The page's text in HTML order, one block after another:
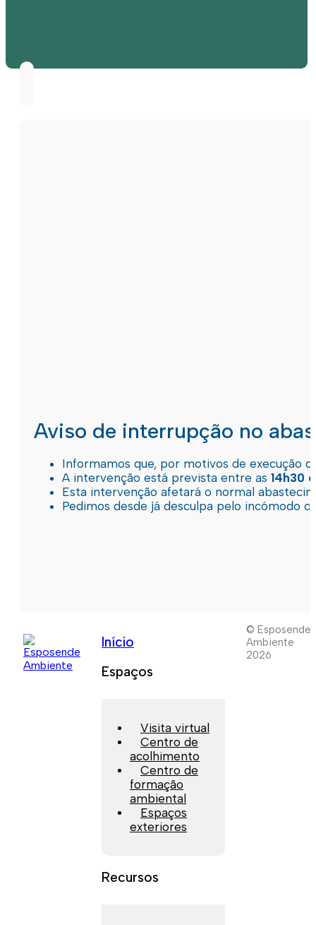
Aviso de interrupção no
Informamos que, por motivos de execução
A intervenção está prevista entre as 14h30
Esta intervenção afetará o normal
Pedimos desde já desculpa pelo incómodo
Início
Espaços
Visita virtual
Centro de
acolhimento
Centro de
formação
ambiental
Espaços
exteriores
Recursos
© Esposende
Ambiente
2026